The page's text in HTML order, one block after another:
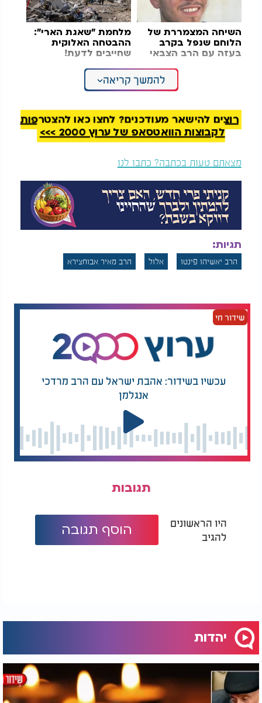
השיחה המצמררת של
הלוחם שנפל בקרב
בעזה עם הרב הצבאי
מלחמת "שאגת הארי":
ההבטחה האלוקית
שחייבים לדעת!
דווקא ברגעים האלו, הזהיר הרב פינטו, צריך לדעת
שהשטן פועל במלוא כוחו. המומחיות שלו היא להסיח
מיותרות, להפיל אותו דווקא בדברים הקשים ביותר.
ולכן, חודש אלול הוא הזמן להתעורר. להביט קדימה,
לעצור רגע את המרוץ, להתבונן באמת איך אני נכנס
לראש השנה? האם אני מתכונן כראוי, או נותן לשטן
להסיח אותי?
זו ההזדמנות שלנו לחזור אל הבסיס: תשובה, תפילה
וצדקה. כך אפשר להיכנס ליום הדין מתוך רצינות ויראת
שמיים, ולהיכתב לשנה טובה ומבורכת.
להמשך קריאה
רוצים להישאר מעודכנים? לחצו כאן להצטרפות
לקבוצות הוואטסאפ של ערוץ 2000 >>>
מצאתם טעות בכתבה? כתבו לנו
תגיות:
הרב יאשיהו פינטו אלול הרב מאיר אבוחצירא
שידור חי
עכשיו בשידור: אהבת ישראל עם הרב מרדכי
אנגלמן
תגובות
היו הראשונים
להגיב
הוסף תגובה
יהדות